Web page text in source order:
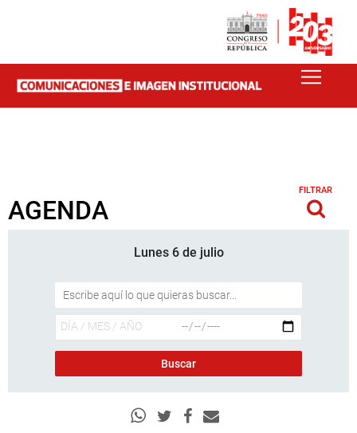
AGENDA
FILTRAR
Lunes 6 de julio